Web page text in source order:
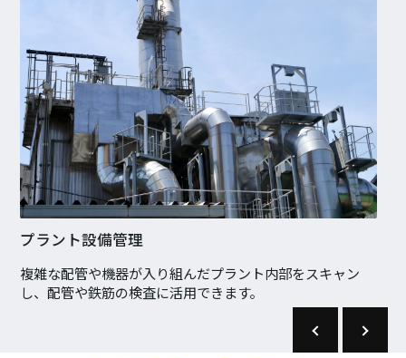
部をスキャン
採石・砂利採取の資源量管理
定期的に点群データを取得することで、採
管理が可能。広域になるほど効率的に行え